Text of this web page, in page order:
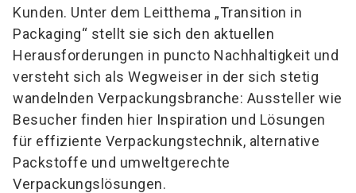
Kunden. Unter dem Leitthema „Transition in
Packaging“ stellt sie sich den aktuellen
Herausforderungen in puncto Nachhaltigkeit und
versteht sich als Wegweiser in der sich stetig
wandelnden Verpackungsbranche: Aussteller wie
Besucher finden hier Inspiration und Lösungen
für effiziente Verpackungstechnik, alternative
Packstoffe und umweltgerechte
Verpackungslösungen.